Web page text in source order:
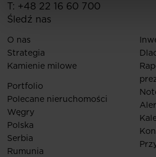
T: +48 22 16 60 700
Śledź nas
O nas
Strategia
Kamienie milowe
Portfolio
Polecane nieruchomości
Węgry
Polska
Serbia
Rumunia